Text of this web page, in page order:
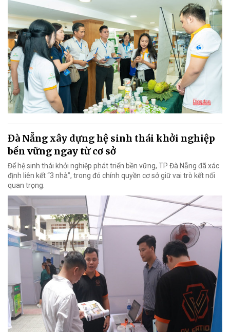
Đà Nẵng xây dựng hệ sinh thái khởi nghiệp
bền vững ngay từ cơ sở
Để hệ sinh thái khởi nghiệp phát triển bền vững, TP Đà Nẵng đã xác
định liên kết “3 nhà”, trong đó chính quyền cơ sở giữ vai trò kết nối
quan trọng.